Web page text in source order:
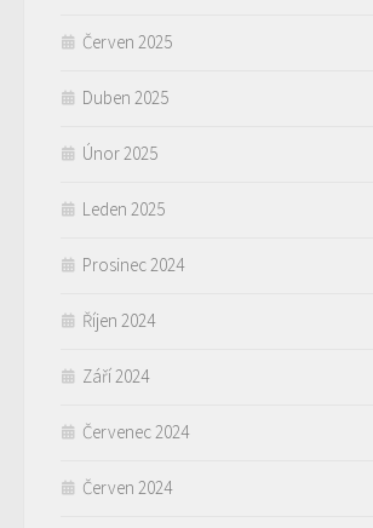
Červen 2025
Duben 2025
Únor 2025
Leden 2025
Prosinec 2024
Říjen 2024
Září 2024
Červenec 2024
Červen 2024